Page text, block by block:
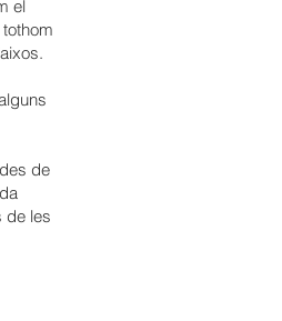
el
de
de les